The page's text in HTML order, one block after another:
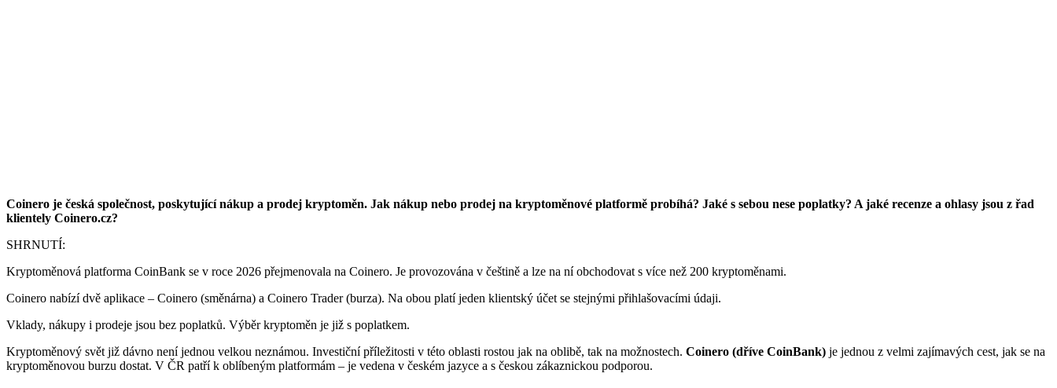
Coinero je česká společnost, poskytující nákup a prodej kryptoměn. Jak nákup nebo prodej na kryptoměnové platformě probíhá? Jaké s sebou nese poplatky? A jaké recenze a ohlasy jsou z řad
klientely Coinero.cz?
SHRNUTÍ:
Kryptoměnová platforma CoinBank se v roce 2026 přejmenovala na Coinero. Je provozována v češtině a lze na ní obchodovat s více než 200 kryptoměnami.
Coinero nabízí dvě aplikace – Coinero (směnárna) a Coinero Trader (burza). Na obou platí jeden klientský účet se stejnými přihlašovacími údaji.
Vklady, nákupy i prodeje jsou bez poplatků. Výběr kryptoměn je již s poplatkem.
Kryptoměnový svět již dávno není jednou velkou neznámou. Investiční příležitosti v této oblasti rostou jak na oblibě, tak na možnostech. Coinero (dříve CoinBank) je jednou z velmi zajímavých cest, jak se na
kryptoměnovou burzu dostat. V ČR patří k oblíbeným platformám – je vedena v českém jazyce a s českou zákaznickou podporou.